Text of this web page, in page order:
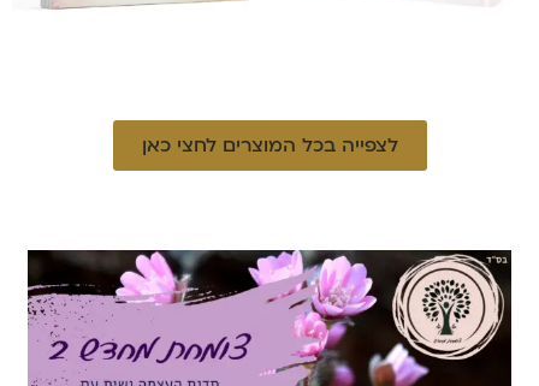
לצפייה בכל המוצרים לחצי כאן